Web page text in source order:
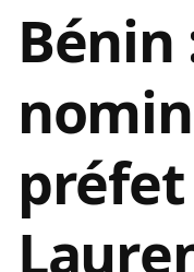
Bénin
préfet